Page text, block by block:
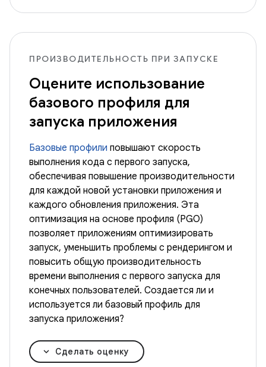
ПРОИЗВОДИТЕЛЬНОСТЬ ПРИ ЗАПУСКЕ
Оцените использование
базового профиля для
запуска приложения
Базовые профили повышают скорость
выполнения кода с первого запуска,
обеспечивая повышение производительности
для каждой новой установки приложения и
каждого обновления приложения. Эта
оптимизация на основе профиля (PGO)
позволяет приложениям оптимизировать
запуск, уменьшить проблемы с рендерингом и
повысить общую производительность
времени выполнения с первого запуска для
конечных пользователей. Создается ли и
используется ли базовый профиль для
запуска приложения?
Сделать оценку